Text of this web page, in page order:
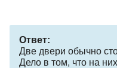
Ответ:
Две двери обычно
Дело в том, что на